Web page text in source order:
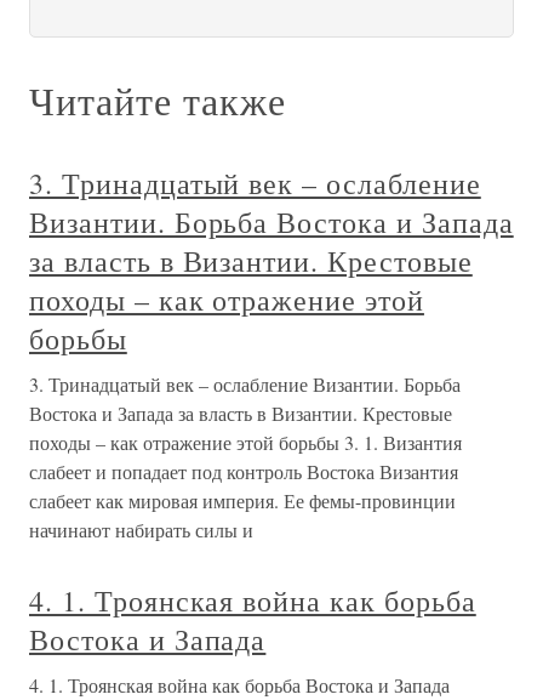
Читайте также
3. Тринадцатый век – ослабление
Византии. Борьба Востока и Запада
за власть в Византии. Крестовые
походы – как отражение этой
борьбы
3. Тринадцатый век – ослабление Византии. Борьба
Востока и Запада за власть в Византии. Крестовые
походы – как отражение этой борьбы 3. 1. Византия
слабеет и попадает под контроль Востока Византия
слабеет как мировая империя. Ее фемы-провинции
начинают набирать силы и
4. 1. Троянская война как борьба
Востока и Запада
4. 1. Троянская война как борьба Востока и Запада